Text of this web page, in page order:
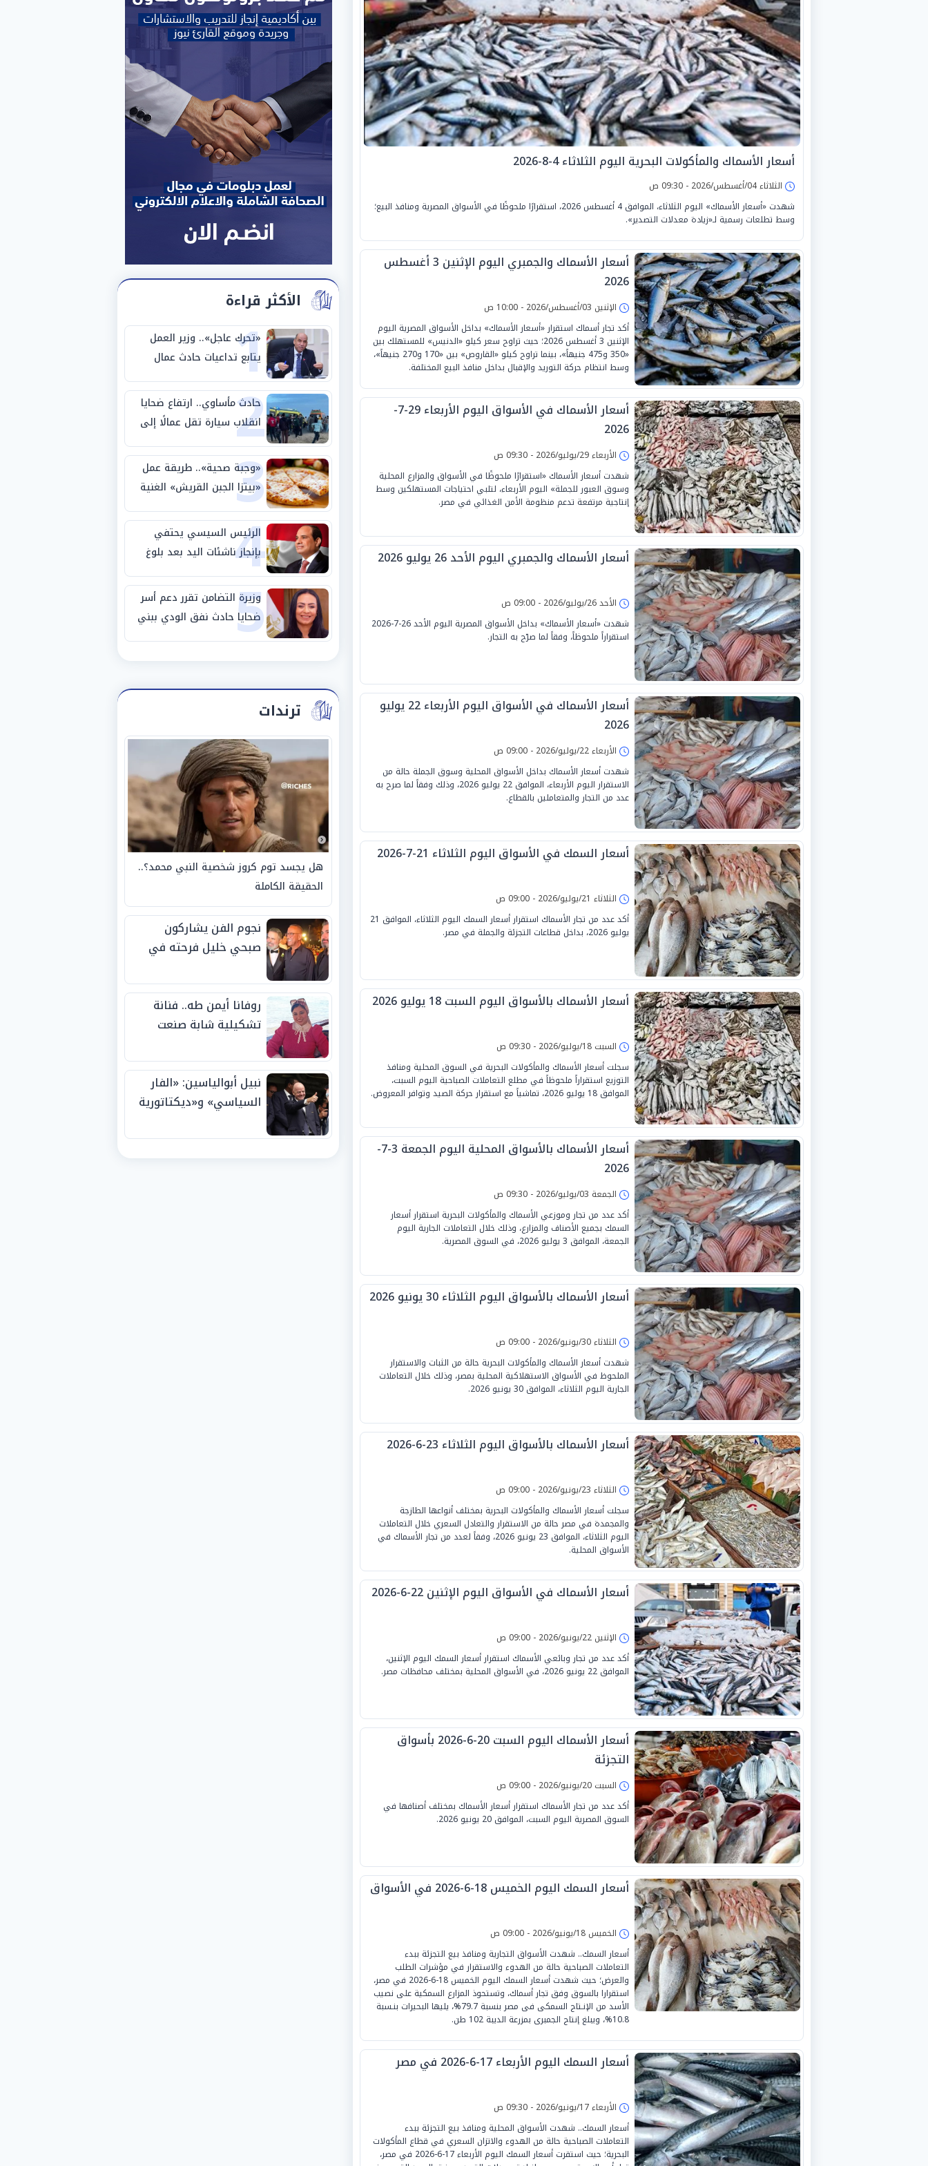
أسعار الأسماك والمأكولات البحرية اليوم الثلاثاء 4-8-2026
الثلاثاء 04/أغسطس/2026 - 09:30 ص
شهدت «أسعار الأسماك» اليوم الثلاثاء، الموافق 4 أغسطس 2026، استقرارًا ملحوظًا في الأسواق المصرية ومنافذ البيع؛
وسط تطلعات رسمية لـ«زيادة معدلات التصدير».
أسعار الأسماك والجمبري اليوم الإثنين 3 أغسطس
2026
الإثنين 03/أغسطس/2026 - 10:00 ص
أكد تجار أسماك استقرار «أسعار الأسماك» بداخل الأسواق المصرية اليوم
الإثنين 3 أغسطس 2026؛ حيث تراوح سعر كيلو «الدنيس» للمستهلك بين
«350 و475 جنيهاً»، بينما تراوح كيلو «القاروص» بين «170 و270 جنيهاً»،
وسط انتظام حركة التوريد والإقبال بداخل منافذ البيع المختلفة.
أسعار الأسماك في الأسواق اليوم الأربعاء 29-7-
2026
الأربعاء 29/يوليو/2026 - 09:30 ص
شهدت أسعار الأسماك «استقرارًا ملحوظًا في الأسواق والمزارع المحلية
وسوق العبور للجملة» اليوم الأربعاء، لتلبي احتياجات المستهلكين وسط
إنتاجية مرتفعة تدعم منظومة الأمن الغذائي في مصر.
أسعار الأسماك والجمبري اليوم الأحد 26 يوليو 2026
الأحد 26/يوليو/2026 - 09:00 ص
شهدت «أسعار الأسماك» بداخل الأسواق المصرية اليوم الأحد 26-7-2026
استقراراً ملحوظاً، وفقاً لما صرّح به التجار.
أسعار الأسماك في الأسواق اليوم الأربعاء 22 يوليو
2026
الأربعاء 22/يوليو/2026 - 09:00 ص
شهدت أسعار الأسماك بداخل الأسواق المحلية وسوق الجملة حالة من
الاستقرار اليوم الأربعاء، الموافق 22 يوليو 2026، وذلك وفقاً لما صرح به
عدد من التجار والمتعاملين بالقطاع.
أسعار السمك في الأسواق اليوم الثلاثاء 21-7-2026
الثلاثاء 21/يوليو/2026 - 09:00 ص
أكد عدد من تجار الأسماك استقرار أسعار السمك اليوم الثلاثاء، الموافق 21
يوليو 2026، بداخل قطاعات التجزئة والجملة في مصر.
أسعار الأسماك بالأسواق اليوم السبت 18 يوليو 2026
السبت 18/يوليو/2026 - 09:30 ص
سجلت أسعار الأسماك والمأكولات البحرية في السوق المحلية ومنافذ
التوزيع استقراراً ملحوظاً في مطلع التعاملات الصباحية اليوم السبت،
الموافق 18 يوليو 2026، تماشياً مع استقرار حركة الصيد وتوافر المعروض.
أسعار الأسماك بالأسواق المحلية اليوم الجمعة 3-7-
2026
الجمعة 03/يوليو/2026 - 09:30 ص
أكد عدد من تجار وموزعي الأسماك والمأكولات البحرية استقرار أسعار
السمك بجميع الأصناف والمزارع، وذلك خلال التعاملات الجارية اليوم
الجمعة، الموافق 3 يوليو 2026، في السوق المصرية.
أسعار الأسماك بالأسواق اليوم الثلاثاء 30 يونيو 2026
الثلاثاء 30/يونيو/2026 - 09:00 ص
شهدت أسعار الأسماك والمأكولات البحرية حالة من الثبات والاستقرار
الملحوظ في الأسواق الاستهلاكية المحلية بمصر، وذلك خلال التعاملات
الجارية اليوم الثلاثاء، الموافق 30 يونيو 2026.
أسعار الأسماك بالأسواق اليوم الثلاثاء 23-6-2026
الثلاثاء 23/يونيو/2026 - 09:00 ص
سجلت أسعار الأسماك والمأكولات البحرية بمختلف أنواعها الطازجة
والمجمدة في مصر حالة من الاستقرار والتعادل السعري خلال التعاملات
اليوم الثلاثاء، الموافق 23 يونيو 2026، وفقاً لعدد من تجار الأسماك في
الأسواق المحلية.
أسعار الأسماك في الأسواق اليوم الإثنين 22-6-2026
الإثنين 22/يونيو/2026 - 09:00 ص
أكد عدد من تجار وبائعي الأسماك استقرار أسعار السمك اليوم الإثنين،
الموافق 22 يونيو 2026، في الأسواق المحلية بمختلف محافظات مصر.
أسعار الأسماك اليوم السبت 20-6-2026 بأسواق
التجزئة
السبت 20/يونيو/2026 - 09:00 ص
أكد عدد من تجار الأسماك استقرار أسعار الأسماك بمختلف أصنافها في
السوق المصرية اليوم السبت، الموافق 20 يونيو 2026.
أسعار السمك اليوم الخميس 18-6-2026 في الأسواق
الخميس 18/يونيو/2026 - 09:00 ص
أسعار السمك.. شهدت الأسواق التجارية ومنافذ بيع التجزئة ببدء
التعاملات الصباحية حالة من الهدوء والاستقرار في مؤشرات الطلب
والعرض؛ حيث شهدت أسعار السمك اليوم الخميس 18-6-2026 في مصر،
استقرارا بالسوق وفق تجار أسماك، وتستحوذ المزارع السمكية على نصيب
الأسد من الإنـتاج السمكى فى مصر بنسبة 79.7%، يليها البحيرات بنـسبة
10.8%، ويبلغ إنتاج الجمبرى بمزرعة الديبة 102 طن.
أسعار السمك اليوم الأربعاء 17-6-2026 في مصر
الأربعاء 17/يونيو/2026 - 09:30 ص
أسعار السمك.. شهدت الأسواق المحلية ومنافذ بيع التجزئة ببدء
التعاملات الصباحية حالة من الهدوء والاتزان السعري في قطاع المأكولات
البحرية؛ حيث استقرت أسعار السمك اليوم الأربعاء 17-6-2026 في مصر،
الأكثر قراءة
1
«تحرك عاجل».. وزير العمل
يتابع تداعيات حادث عمال
طريق بني سويف الصحراوي
2
حادث مأساوي.. ارتفاع ضحايا
انقلاب سيارة تقل عمالًا إلى
14 شخصًا
3
«وجبة صحية».. طريقة عمل
«بيتزا الجبن القريش» الغنية
بالبروتين
4
الرئيس السيسي يحتفي
بإنجاز ناشئات اليد بعد بلوغ
نصف نهائي كأس العالم
5
وزيرة التضامن تقرر دعم أسر
ضحايا حادث نفق الودي ببني
سويف
ترندات
هل يجسد توم كروز شخصية النبي محمد؟..
الحقيقة الكاملة
نجوم الفن يشاركون
صبحي خليل فرحته في
روفانا أيمن طه.. فنانة
تشكيلية شابة صنعت
الجوائز منذ الصغر
نبيل أبوالياسين: «الفار
السياسي» و«ديكتاتورية
الفيفا».. وإقالة